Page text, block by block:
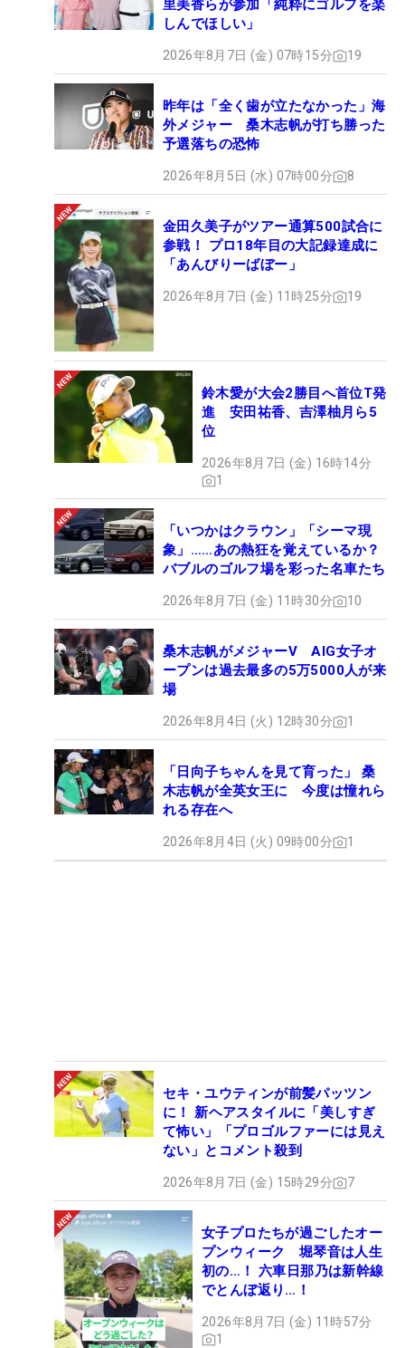
里美香らが参加「純粋にゴルフを楽
しんでほしい」
2026年8月7日 (金) 07時15分 19
昨年は「全く歯が立たなかった」海
外メジャー 桑木志帆が打ち勝った
予選落ちの恐怖
2026年8月5日 (水) 07時00分 8
金田久美子がツアー通算500試合に
参戦！ プロ18年目の大記録達成に
「あんびりーばぼー」
2026年8月7日 (金) 11時25分 19
鈴木愛が大会2勝目へ首位T発
進 安田祐香、吉澤柚月ら5
位
2026年8月7日 (金) 16時14分
1
「いつかはクラウン」「シーマ現
象」……あの熱狂を覚えているか？
バブルのゴルフ場を彩った名車たち
2026年8月7日 (金) 11時30分 10
桑木志帆がメジャーV AIG女子オ
ープンは過去最多の5万5000人が来
場
2026年8月4日 (火) 12時30分 1
「日向子ちゃんを見て育った」 桑
木志帆が全英女王に 今度は憧れら
れる存在へ
2026年8月4日 (火) 09時00分 1
セキ・ユウティンが前髪パッツン
に！ 新ヘアスタイルに「美しすぎ
て怖い」「プロゴルファーには見え
ない」とコメント殺到
2026年8月7日 (金) 15時29分 7
女子プロたちが過ごしたオー
プンウィーク 堀琴音は人生
初の…！ 六車日那乃は新幹線
でとんぼ返り…！
2026年8月7日 (金) 11時57分
1